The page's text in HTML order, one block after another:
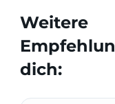
Weitere
dich: